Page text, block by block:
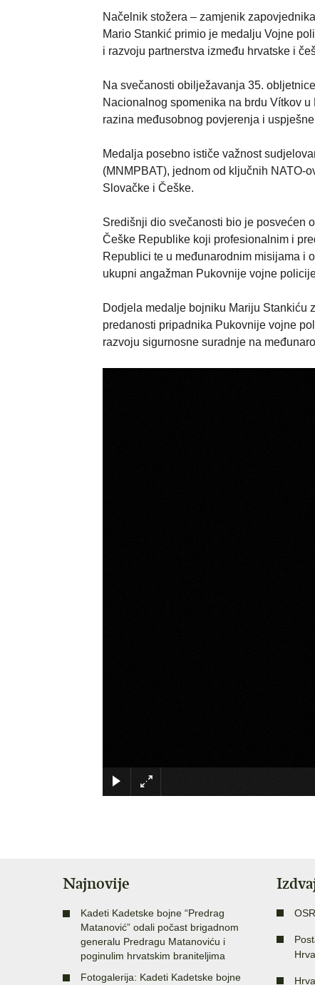
Načelnik stožera – zamjenik
Mario Stankić primio je medalju Vojne
i razvoju partnerstva između hrvatske i
Na svečanosti obilježavanja 35.
Nacionalnog spomenika na brdu Vítkov
razina međusobnog povjerenja i
Medalja posebno ističe važnost
(MNMPBAT), jednom od ključnih NATO-
Slovačke i Češke.
Središnji dio svečanosti bio je posvećen
Češke Republike koji profesionalnim i
Republici te u međunarodnim misijama i
ukupni angažman Pukovnije vojne
Dodjela medalje bojniku Mariju Stankiću
predanosti pripadnika Pukovnije vojne
razvoju sigurnosne suradnje na
Najnovije
Kadeti Kadetske bojne “Predrag
Matanović” odali počast brigadnom
generalu Predragu Matanoviću i
poginulim hrvatskim braniteljima
Fotogalerija: Kadeti Kadetske bojne